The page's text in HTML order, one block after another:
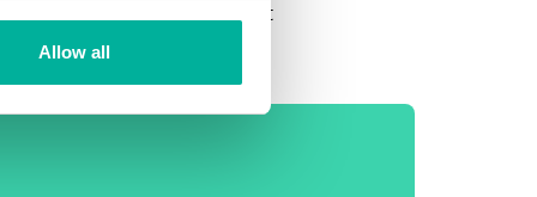
Allow all
därefter ersätts de av vårt